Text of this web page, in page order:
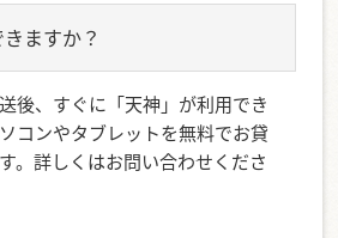
ますか？
後、すぐに「天神」が利用でき
コンやタブレットを無料でお貸
。詳しくはお問い合わせくださ